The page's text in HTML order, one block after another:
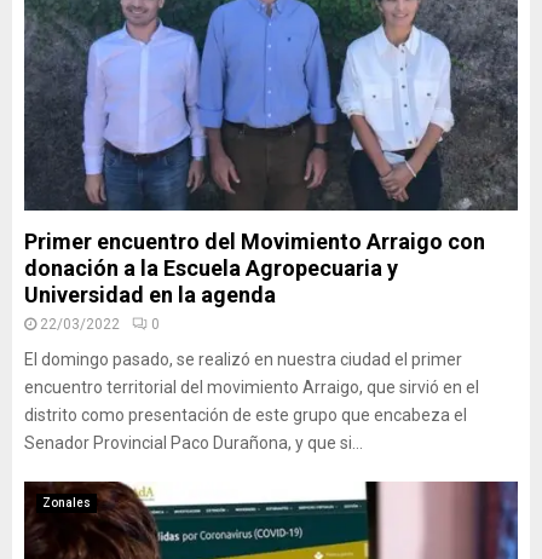
Primer encuentro del Movimiento Arraigo con
donación a la Escuela Agropecuaria y
Universidad en la agenda
22/03/2022 0
El domingo pasado, se realizó en nuestra ciudad el primer
encuentro territorial del movimiento Arraigo, que sirvió en el
distrito como presentación de este grupo que encabeza el
Senador Provincial Paco Durañona, y que si...
Zonales